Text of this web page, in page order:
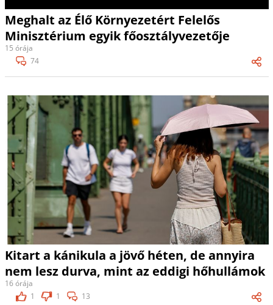
Meghalt az Élő Környezetért Felelős
Minisztérium egyik főosztályvezetője
15 órája
74
Kitart a kánikula a jövő héten, de annyira
nem lesz durva, mint az eddigi hőhullámok
16 órája
1
1 13